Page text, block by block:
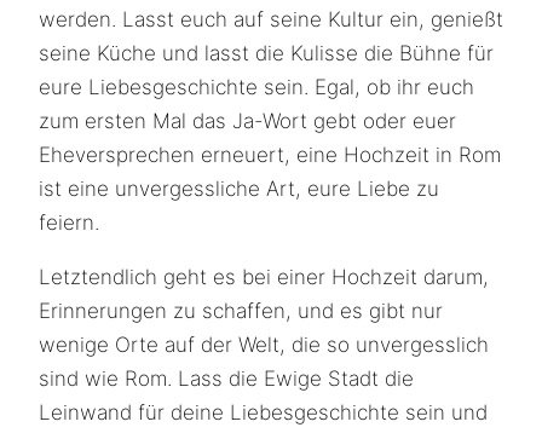
werden. Lasst euch auf seine Kultur ein, genießt
seine Küche und lasst die Kulisse die Bühne für
eure Liebesgeschichte sein. Egal, ob ihr euch
zum ersten Mal das Ja-Wort gebt oder euer
Eheversprechen erneuert, eine Hochzeit in Rom
ist eine unvergessliche Art, eure Liebe zu
feiern.
Letztendlich geht es bei einer Hochzeit darum,
Erinnerungen zu schaffen, und es gibt nur
wenige Orte auf der Welt, die so unvergesslich
sind wie Rom. Lass die Ewige Stadt die
Leinwand für deine Liebesgeschichte sein und